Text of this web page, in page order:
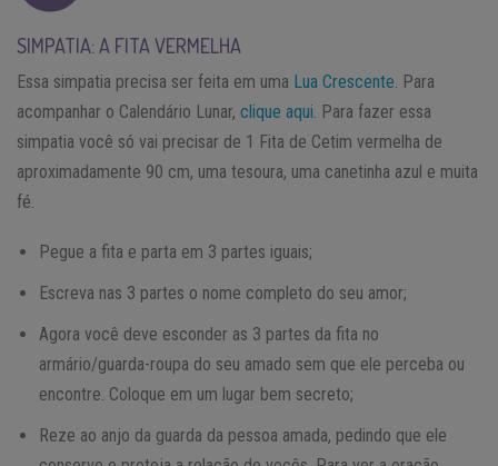
SIMPATIA: A FITA VERMELHA
Essa simpatia precisa ser feita em uma Lua Crescente . Para
acompanhar o Calendário Lunar, clique aqui . Para fazer essa
simpatia você só vai precisar de 1 Fita de Cetim vermelha de
aproximadamente 90 cm, uma tesoura, uma canetinha azul e muita
fé.
Pegue a fita e parta em 3 partes iguais;
Escreva nas 3 partes o nome completo do seu amor;
Agora você deve esconder as 3 partes da fita no
armário/guarda-roupa do seu amado sem que ele perceba ou
encontre. Coloque em um lugar bem secreto;
Reze ao anjo da guarda da pessoa amada, pedindo que ele